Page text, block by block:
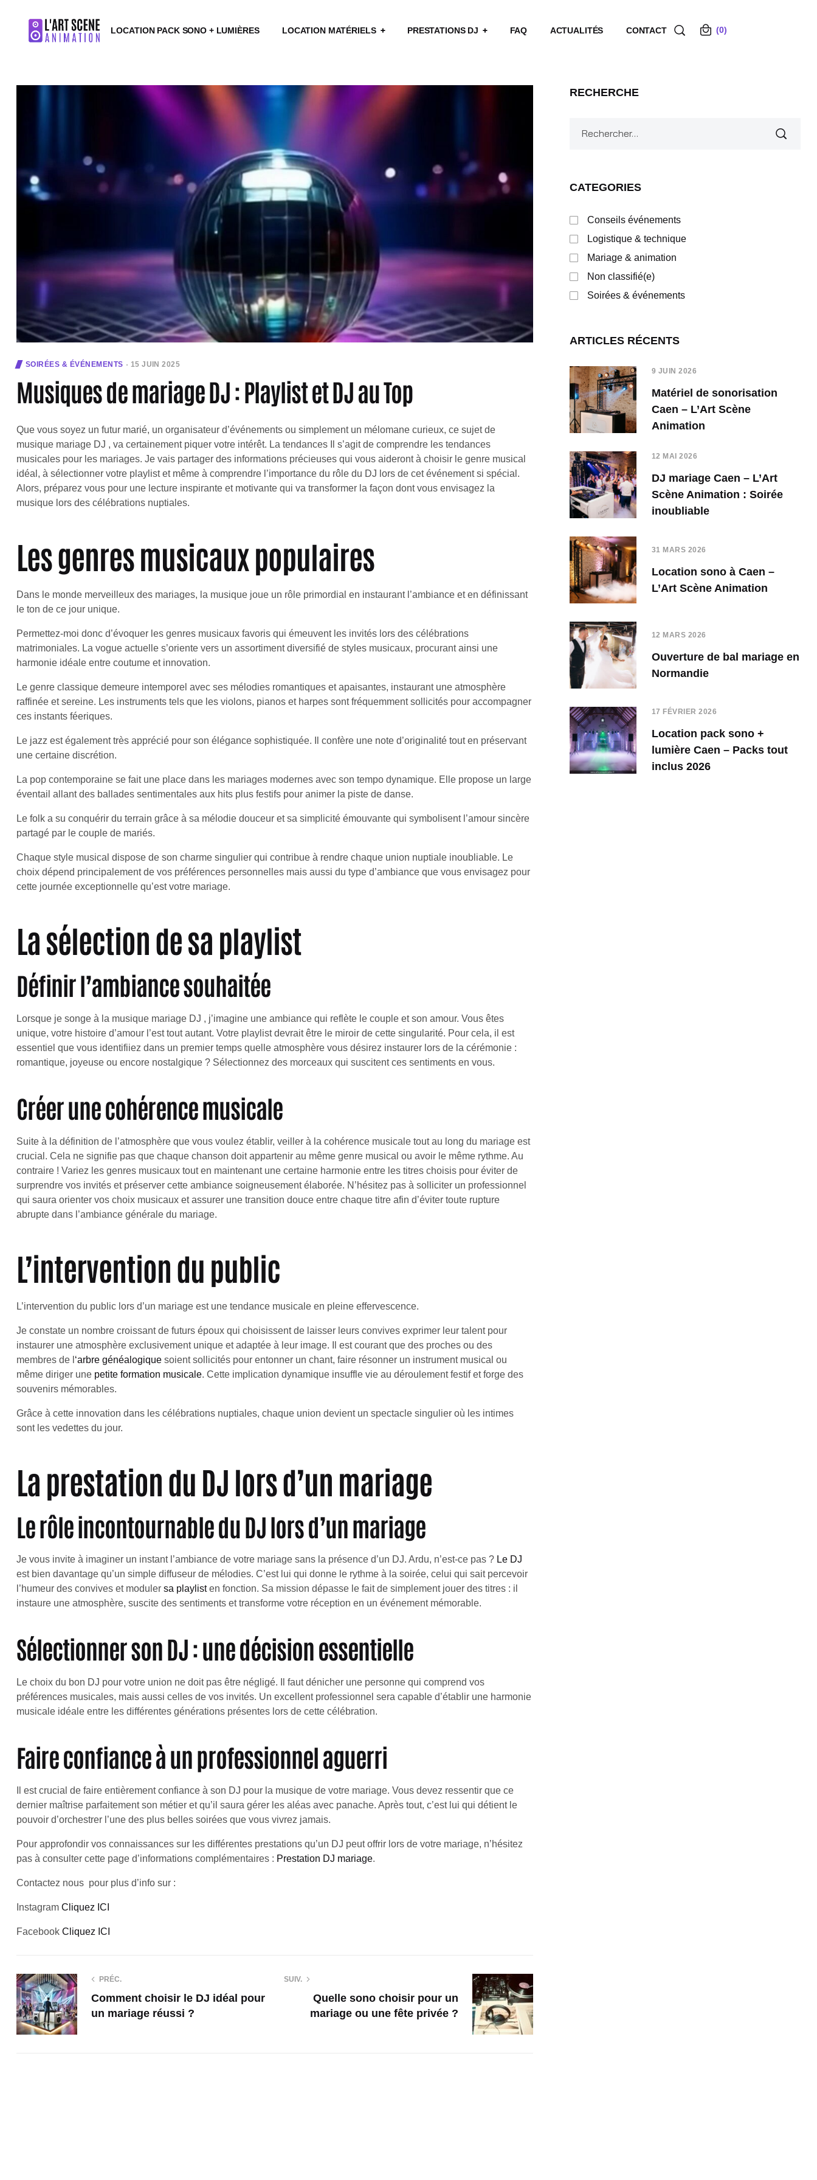
LOCATION PACK SONO + LUMIÈRES LOCATION MATÉRIELS PRESTATIONS DJ FAQ ACTUALITÉS CONTACT (0)
SOIRÉES & ÉVÉNEMENTS 15 JUIN 2025
Musiques de mariage DJ : Playlist et DJ au Top
Que vous soyez un futur marié, un organisateur d’événements ou simplement un mélomane curieux, ce sujet de
musique mariage DJ , va certainement piquer votre intérêt. La tendances Il s’agit de comprendre les tendances
musicales pour les mariages. Je vais partager des informations précieuses qui vous aideront à choisir le genre musical
idéal, à sélectionner votre playlist et même à comprendre l’importance du rôle du DJ lors de cet événement si spécial.
Alors, préparez vous pour une lecture inspirante et motivante qui va transformer la façon dont vous envisagez la
musique lors des célébrations nuptiales.
Les genres musicaux populaires
Dans le monde merveilleux des mariages, la musique joue un rôle primordial en instaurant l’ambiance et en définissant
le ton de ce jour unique.
Permettez-moi donc d’évoquer les genres musicaux favoris qui émeuvent les invités lors des célébrations
matrimoniales. La vogue actuelle s’oriente vers un assortiment diversifié de styles musicaux, procurant ainsi une
harmonie idéale entre coutume et innovation.
Le genre classique demeure intemporel avec ses mélodies romantiques et apaisantes, instaurant une atmosphère
raffinée et sereine. Les instruments tels que les violons, pianos et harpes sont fréquemment sollicités pour accompagner
ces instants féeriques.
Le jazz est également très apprécié pour son élégance sophistiquée. Il confère une note d’originalité tout en préservant
une certaine discrétion.
La pop contemporaine se fait une place dans les mariages modernes avec son tempo dynamique. Elle propose un large
éventail allant des ballades sentimentales aux hits plus festifs pour animer la piste de danse.
Le folk a su conquérir du terrain grâce à sa mélodie douceur et sa simplicité émouvante qui symbolisent l’amour sincère
partagé par le couple de mariés.
Chaque style musical dispose de son charme singulier qui contribue à rendre chaque union nuptiale inoubliable. Le
choix dépend principalement de vos préférences personnelles mais aussi du type d’ambiance que vous envisagez pour
cette journée exceptionnelle qu’est votre mariage.
La sélection de sa playlist
Définir l’ambiance souhaitée
Lorsque je songe à la musique mariage DJ , j’imagine une ambiance qui reflète le couple et son amour. Vous êtes
unique, votre histoire d’amour l’est tout autant. Votre playlist devrait être le miroir de cette singularité. Pour cela, il est
essentiel que vous identifiiez dans un premier temps quelle atmosphère vous désirez instaurer lors de la cérémonie :
romantique, joyeuse ou encore nostalgique ? Sélectionnez des morceaux qui suscitent ces sentiments en vous.
Créer une cohérence musicale
Suite à la définition de l’atmosphère que vous voulez établir, veiller à la cohérence musicale tout au long du mariage est
crucial. Cela ne signifie pas que chaque chanson doit appartenir au même genre musical ou avoir le même rythme. Au
contraire ! Variez les genres musicaux tout en maintenant une certaine harmonie entre les titres choisis pour éviter de
surprendre vos invités et préserver cette ambiance soigneusement élaborée. N’hésitez pas à solliciter un professionnel
qui saura orienter vos choix musicaux et assurer une transition douce entre chaque titre afin d’éviter toute rupture
abrupte dans l’ambiance générale du mariage.
L’intervention du public
L’intervention du public lors d’un mariage est une tendance musicale en pleine effervescence.
Je constate un nombre croissant de futurs époux qui choisissent de laisser leurs convives exprimer leur talent pour
instaurer une atmosphère exclusivement unique et adaptée à leur image. Il est courant que des proches ou des
membres de l ‘arbre généalogique soient sollicités pour entonner un chant, faire résonner un instrument musical ou
même diriger une petite formation musicale. Cette implication dynamique insuffle vie au déroulement festif et forge des
souvenirs mémorables.
Grâce à cette innovation dans les célébrations nuptiales, chaque union devient un spectacle singulier où les intimes
sont les vedettes du jour.
La prestation du DJ lors d’un mariage
Le rôle incontournable du DJ lors d’un mariage
Je vous invite à imaginer un instant l’ambiance de votre mariage sans la présence d’un DJ. Ardu, n’est-ce pas ? Le DJ
est bien davantage qu’un simple diffuseur de mélodies. C’est lui qui donne le rythme à la soirée, celui qui sait percevoir
l’humeur des convives et moduler sa playlisten fonction. Sa mission dépasse le fait de simplement jouer des titres : il
instaure une atmosphère, suscite des sentiments et transforme votre réception en un événement mémorable.
Sélectionner son DJ : une décision essentielle
Le choix du bon DJ pour votre union ne doit pas être négligé. Il faut dénicher une personne qui comprend vos
préférences musicales, mais aussi celles de vos invités. Un excellent professionnel sera capable d’établir une harmonie
musicale idéale entre les différentes générations présentes lors de cette célébration.
Faire confiance à un professionnel aguerri
Il est crucial de faire entièrement confiance à son DJ pour la musique de votre mariage. Vous devez ressentir que ce
dernier maîtrise parfaitement son métier et qu’il saura gérer les aléas avec panache. Après tout, c’est lui qui détient le
pouvoir d’orchestrer l’une des plus belles soirées que vous vivrez jamais.
Pour approfondir vos connaissances sur les différentes prestations qu’un DJ peut offrir lors de votre mariage, n’hésitez
pas à consulter cette page d’informations complémentaires : Prestation DJ mariage.
Contactez nous pour plus d’info sur :
Instagram Cliquez ICI
Facebook Cliquez ICI
PRÉC.
Comment choisir le DJ idéal pour
un mariage réussi ?
SUIV.
Quelle sono choisir pour un
mariage ou une fête privée ?
RECHERCHE
CATEGORIES
Conseils événements
Logistique & technique
Mariage & animation
Non classifié(e)
Soirées & événements
ARTICLES RÉCENTS
Matériel de sonorisation
Caen – L’Art Scène
Animation
9 JUIN 2026
DJ mariage Caen – L’Art
Scène Animation : Soirée
inoubliable
12 MAI 2026
Location sono à Caen –
L’Art Scène Animation
31 MARS 2026
Ouverture de bal mariage en
Normandie
12 MARS 2026
Location pack sono +
lumière Caen – Packs tout
inclus 2026
17 FÉVRIER 2026